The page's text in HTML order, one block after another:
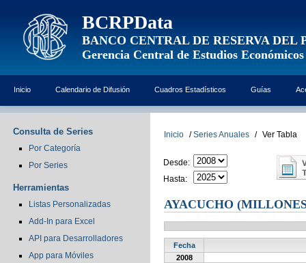
BCRPData
BANCO CENTRAL DE RESERVA DEL
Gerencia Central de Estudios Económicos
Inicio Calendario de Difusión Cuadros Estadísticos Guías
Consulta de Series
Por Categoría
Por Series
Herramientas
Listas Personalizadas
Add-In para Excel
API para Desarrolladores
App para Móviles
Inicio / Series Anuales / Ver Tabla
Desde:
Hasta:
AYACUCHO
Fecha
2008